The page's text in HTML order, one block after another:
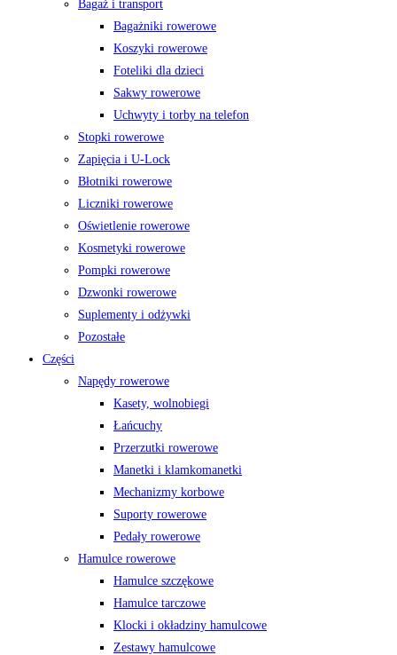
Bagaż i transport
Bagażniki rowerowe
Koszyki rowerowe
Foteliki dla dzieci
Sakwy rowerowe
Uchwyty i torby na telefon
Stopki rowerowe
Zapięcia i U-Lock
Błotniki rowerowe
Liczniki rowerowe
Oświetlenie rowerowe
Kosmetyki rowerowe
Pompki rowerowe
Dzwonki rowerowe
Suplementy i odżywki
Pozostałe
Części
Napędy rowerowe
Kasety, wolnobiegi
Łańcuchy
Przerzutki rowerowe
Manetki i klamkomanetki
Mechanizmy korbowe
Suporty rowerowe
Pedały rowerowe
Hamulce rowerowe
Hamulce szczękowe
Hamulce tarczowe
Klocki i okładziny hamulcowe
Zestawy hamulcowe